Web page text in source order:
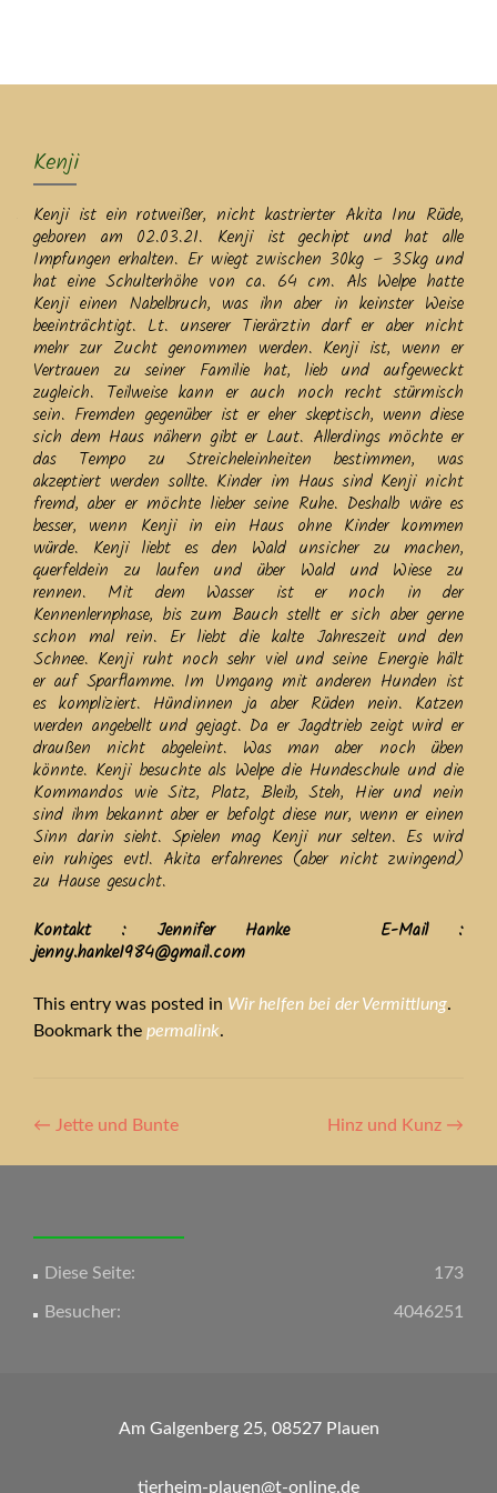
Kenji
Kenji ist ein rotweißer, nicht kastrierter Akita Inu Rüde,
geboren am 02.03.21. Kenji ist gechipt und hat alle
Impfungen erhalten. Er wiegt zwischen 30kg – 35kg und
hat eine Schulterhöhe von ca. 64 cm. Als Welpe hatte
Kenji einen Nabelbruch, was ihn aber in keinster Weise
beeinträchtigt. Lt. unserer Tierärztin darf er aber nicht
mehr zur Zucht genommen werden. Kenji ist, wenn er
Vertrauen zu seiner Familie hat, lieb und aufgeweckt
zugleich. Teilweise kann er auch noch recht stürmisch
sein. Fremden gegenüber ist er eher skeptisch, wenn diese
sich dem Haus nähern gibt er Laut. Allerdings möchte er
das Tempo zu Streicheleinheiten bestimmen, was
akzeptiert werden sollte. Kinder im Haus sind Kenji nicht
fremd, aber er möchte lieber seine Ruhe. Deshalb wäre es
besser, wenn Kenji in ein Haus ohne Kinder kommen
würde. Kenji liebt es den Wald unsicher zu machen,
querfeldein zu laufen und über Wald und Wiese zu
rennen. Mit dem Wasser ist er noch in der
Kennenlernphase, bis zum Bauch stellt er sich aber gerne
schon mal rein. Er liebt die kalte Jahreszeit und den
Schnee. Kenji ruht noch sehr viel und seine Energie hält
er auf Sparflamme. Im Umgang mit anderen Hunden ist
es kompliziert. Hündinnen ja aber Rüden nein. Katzen
werden angebellt und gejagt. Da er Jagdtrieb zeigt wird er
draußen nicht abgeleint. Was man aber noch üben
könnte. Kenji besuchte als Welpe die Hundeschule und die
Kommandos wie Sitz, Platz, Bleib, Steh, Hier und nein
sind ihm bekannt aber er befolgt diese nur, wenn er einen
Sinn darin sieht. Spielen mag Kenji nur selten. Es wird
ein ruhiges evtl. Akita erfahrenes (aber nicht zwingend)
zu Hause gesucht.
Kontakt : Jennifer Hanke E-Mail :
jenny.hanke1984@gmail.com
This entry was posted in Wir helfen bei der Vermittlung.
Bookmark the permalink.
Artikel-
Navigation
← Jette und Bunte Hinz und Kunz →
173
Diese Seite:
4046251
Besucher:
Am Galgenberg 25, 08527 Plauen
tierheim-plauen@t-online.de